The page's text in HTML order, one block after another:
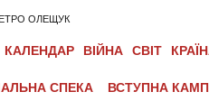
ОЛЕЩУК
КАЛЕНДАР ВІЙНА СВІТ
СПЕКА ВСТУПНА